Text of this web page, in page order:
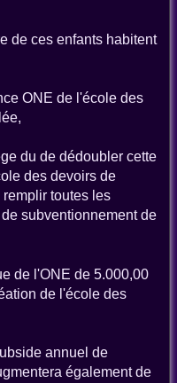
de ces enfants habitent
ONE de l'école des
du de dédoubler cette
des devoirs de
toutes les
subventionnement de
de l'ONE de 5.000,00
de l'école des
annuel de
également de